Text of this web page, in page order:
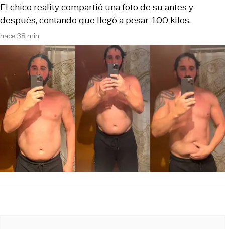
hace 38 min
El chico reality compartió una foto de su antes y
después, contando que llegó a pesar 100 kilos.